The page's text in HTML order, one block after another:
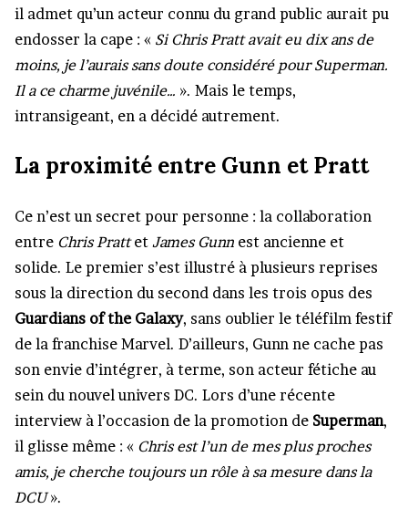
il admet qu’un acteur connu du grand public aurait pu
endosser la cape : « Si Chris Pratt avait eu dix ans de
moins, je l’aurais sans doute considéré pour Superman.
Il a ce charme juvénile… ». Mais le temps,
intransigeant, en a décidé autrement.
La proximité entre Gunn et Pratt
Ce n’est un secret pour personne : la collaboration
entre Chris Prattet James Gunn est ancienne et
solide. Le premier s’est illustré à plusieurs reprises
sous la direction du second dans les trois opus des
Guardians of the Galaxy, sans oublier le téléfilm festif
de la franchise Marvel. D’ailleurs, Gunn ne cache pas
son envie d’intégrer, à terme, son acteur fétiche au
sein du nouvel univers DC. Lors d’une récente
interview à l’occasion de la promotion de Superman,
il glisse même : « Chris est l’un de mes plus proches
amis, je cherche toujours un rôle à sa mesure dans la
DCU».